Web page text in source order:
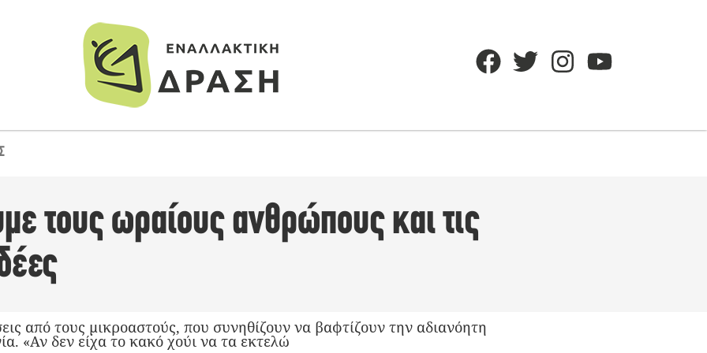
τους ωραίους ανθρώπους και τις
από τους μικροαστούς, που συνηθίζουν να βαφτίζουν την αδιανόητη
«Αν δεν είχα το κακό χούι να τα εκτελώ